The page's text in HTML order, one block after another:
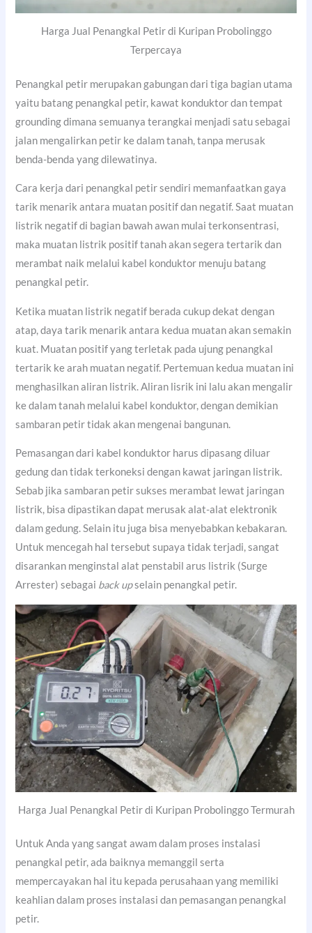
Harga Jual Penangkal Petir di Kuripan Probolinggo
Terpercaya
Penangkal petir merupakan gabungan dari tiga bagian utama
yaitu batang penangkal petir, kawat konduktor dan tempat
grounding dimana semuanya terangkai menjadi satu sebagai
jalan mengalirkan petir ke dalam tanah, tanpa merusak
benda-benda yang dilewatinya.
Cara kerja dari penangkal petir sendiri memanfaatkan gaya
tarik menarik antara muatan positif dan negatif. Saat muatan
listrik negatif di bagian bawah awan mulai terkonsentrasi,
maka muatan listrik positif tanah akan segera tertarik dan
merambat naik melalui kabel konduktor menuju batang
penangkal petir.
Ketika muatan listrik negatif berada cukup dekat dengan
atap, daya tarik menarik antara kedua muatan akan semakin
kuat. Muatan positif yang terletak pada ujung penangkal
tertarik ke arah muatan negatif. Pertemuan kedua muatan ini
menghasilkan aliran listrik. Aliran lisrik ini lalu akan mengalir
ke dalam tanah melalui kabel konduktor, dengan demikian
sambaran petir tidak akan mengenai bangunan.
Pemasangan dari kabel konduktor harus dipasang diluar
gedung dan tidak terkoneksi dengan kawat jaringan listrik.
Sebab jika sambaran petir sukses merambat lewat jaringan
listrik, bisa dipastikan dapat merusak alat-alat elektronik
dalam gedung. Selain itu juga bisa menyebabkan kebakaran.
Untuk mencegah hal tersebut supaya tidak terjadi, sangat
disarankan menginstal alat penstabil arus listrik (Surge
Arrester) sebagai back upselain penangkal petir.
Harga Jual Penangkal Petir di Kuripan Probolinggo Termurah
Untuk Anda yang sangat awam dalam proses instalasi
penangkal petir, ada baiknya memanggil serta
mempercayakan hal itu kepada perusahaan yang memiliki
keahlian dalam proses instalasi dan pemasangan penangkal
petir.